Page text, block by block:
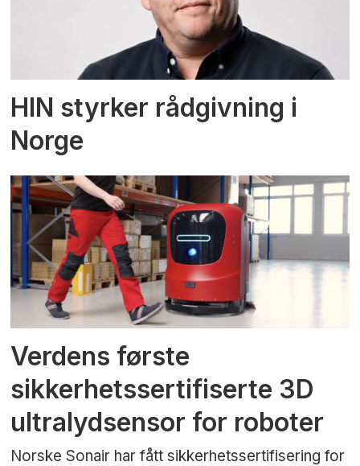
HIN styrker rådgivning i
Norge
Verdens første
sikkerhetssertifiserte 3D
ultralydsensor for roboter
Norske Sonair har fått sikkerhetssertifisering for